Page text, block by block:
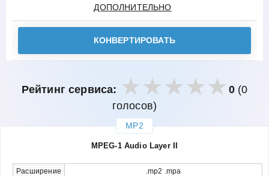
ДОПОЛНИТЕЛЬНО
КОНВЕРТИРОВАТЬ
Рейтинг сервиса: 0(0
голосов)
MP2
MPEG-1 Audio Layer II
Расширение
.mp2 .mpa